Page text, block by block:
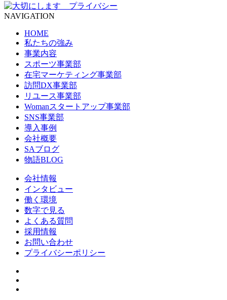
NAVIGATION
HOME
私たちの強み
事業内容
スポーツ事業部
在宅マーケティング事業部
訪問DX事業部
リユース事業部
Womanスタートアップ事業部
SNS事業部
導入事例
会社概要
SAブログ
物語BLOG
会社情報
インタビュー
働く環境
数字で見る
よくある質問
採用情報
お問い合わせ
プライバシーポリシー